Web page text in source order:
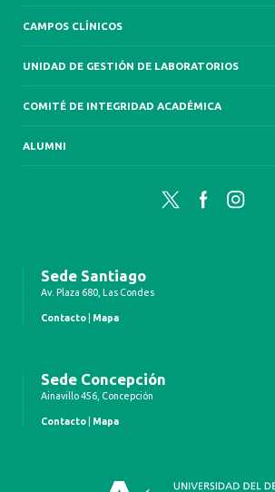
CAMPOS CLÍNICOS
UNIDAD DE GESTIÓN DE LABORATORIOS
COMITÉ DE INTEGRIDAD ACADÉMICA
ALUMNI
Twitter FacebookInstagram
Sede Santiago
Av. Plaza 680, Las Condes
Contacto Mapa
Sede Concepción
Ainavillo 456, Concepción
Contacto Mapa